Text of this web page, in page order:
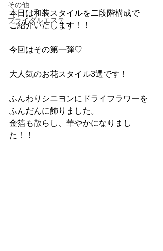
その他
ブライダルエステ
本日は和装スタイルを二段階構成で
ご紹介いたします！！
今回はその第一弾♡
大人気のお花スタイル3選です！
ふんわりシニヨンにドライフラワーを
ふんだんに飾りました。
金箔も散らし、華やかになりまし
た！！